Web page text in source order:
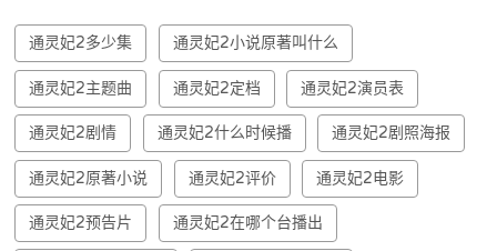
通灵妃2多少集 通灵妃2小说原著叫什么
通灵妃2主题曲 通灵妃2定档 通灵妃2演员表
通灵妃2剧情 通灵妃2什么时候播 通灵妃2剧照海报
通灵妃2原著小说 通灵妃2评价 通灵妃2电影
通灵妃2预告片 通灵妃2在哪个台播出